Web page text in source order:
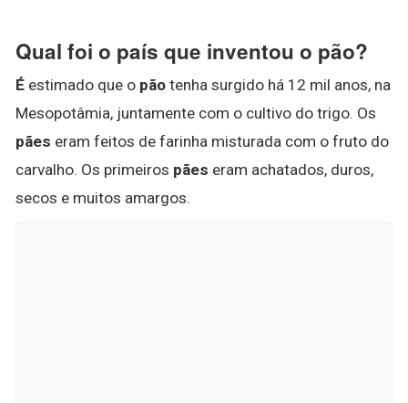
Qual foi o país que inventou o pão?
É estimado que o pão tenha surgido há 12 mil anos, na
Mesopotâmia, juntamente com o cultivo do trigo. Os
pães eram feitos de farinha misturada com o fruto do
carvalho. Os primeiros pães eram achatados, duros,
secos e muitos amargos.